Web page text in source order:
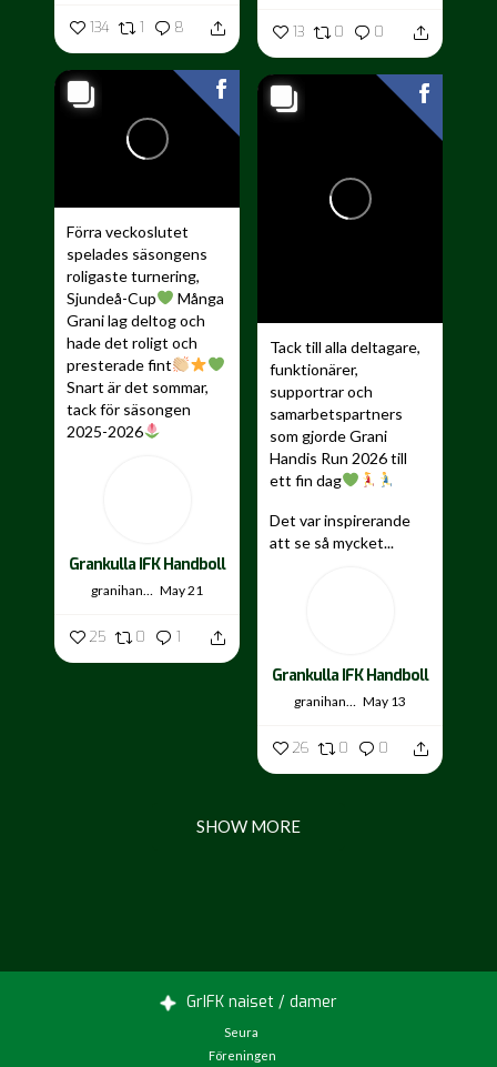
134 1 8 13 0 0
Förra veckoslutet
spelades säsongens
roligaste turnering,
Sjundeå-Cup
Många
Grani lag deltog och
hade det roligt och
presterade fint
Snart är det sommar,
tack för säsongen
2025-2026
Grankulla IFK Handboll
granihandis May 21
25 0 1
Tack till alla deltagare,
funktionärer,
supportrar och
samarbetspartners
som gjorde Grani
Handis Run 2026 till
ett fin dag
Det var inspirerande
att se så mycket...
Grankulla IFK Handboll
granihandis May 13
26 0 0
SHOW MORE
GrIFK naiset / damer
Seura
Föreningen